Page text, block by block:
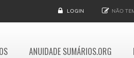
LOGIN NÃO
ANUIDADE SUMÁRIOS.ORG